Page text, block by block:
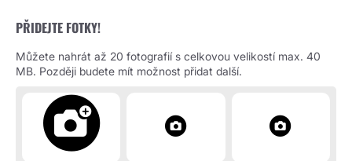
PŘIDEJTE FOTKY!
Můžete nahrát až 20 fotografií s celkovou velikostí max. 40
MB. Později budete mít možnost přidat další.